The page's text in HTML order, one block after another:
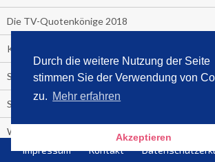
Durch die weitere Nutzung der Seite
stimmen Sie der Verwendung von
zu. Mehr erfahren
Akzeptieren
Die TV-Quotenkönige 2018
KNV und Media Control verlängern vorzeitig
STRENG VERTRAULICH
Streaming verändert TV?
Welcher TV-Sender hat seine Marktanteile seit
Michelle for President!
Impressum Kontakt